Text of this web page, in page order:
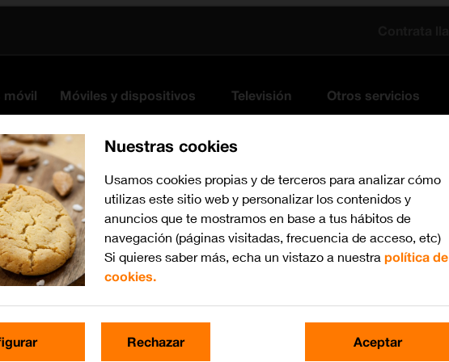
móvil Móviles y dispositivos Televisión Otros servicios
Busca por problema o tema
Nuestras cookies
Usamos cookies propias y de terceros para analizar cómo
utilizas este sitio web y personalizar los contenidos y
anuncios que te mostramos en base a tus hábitos de
navegación (páginas visitadas, frecuencia de acceso, etc)
Si quieres saber más, echa un vistazo a nuestra política de
cookies.
Rechazar Aceptar